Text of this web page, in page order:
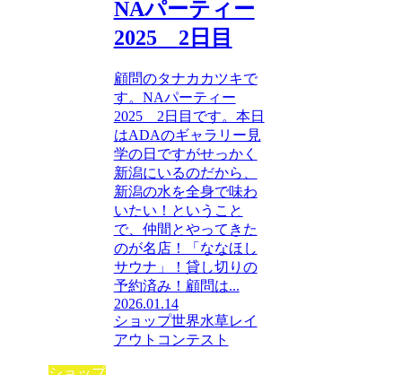
NAパーティー
2025 2日目
顧問のタナカカツキで
す。NAパーティー
2025 2日目です。本日
はADAのギャラリー見
学の日ですがせっかく
新潟にいるのだから、
新潟の水を全身で味わ
いたい！ということ
で、仲間とやってきた
のが名店！「ななほし
サウナ」！貸し切りの
予約済み！顧問は...
2026.01.14
ショップ世界水草レイ
アウトコンテスト